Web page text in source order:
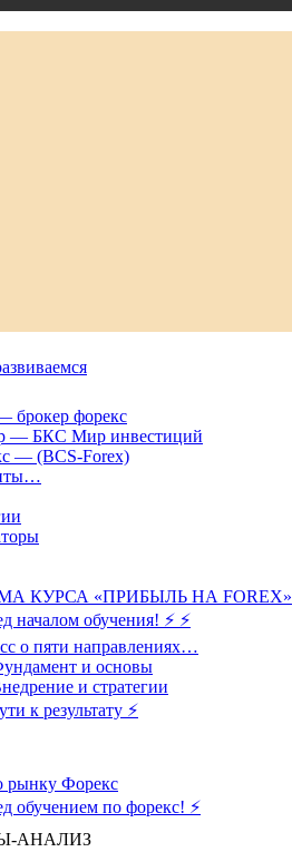
брокер форекс
— БКС Мир инвестиций
— (BCS-Forex)
КУРСА «ПРИБЫЛЬ НА FOREX»
началом обучения! ⚡ ⚡
о пяти направлениях…
и основы
и стратегии
к результату ⚡️
рынку Форекс
обучением по форекс! ⚡
АНАЛИЗ